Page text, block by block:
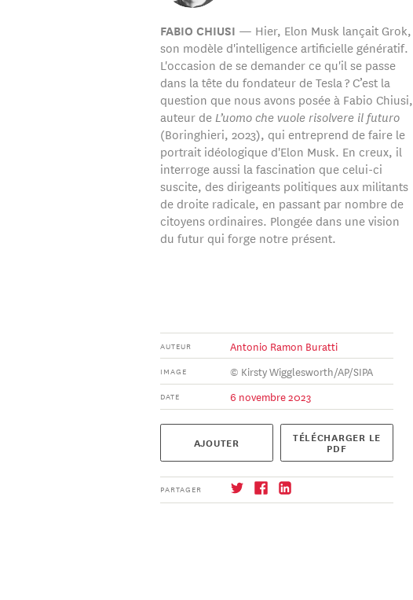
FABIO CHIUSI — Hier, Elon Musk lançait Grok,
son modèle d'intelligence artificielle génératif.
L'occasion de se demander ce qu'il se passe
dans la tête du fondateur de Tesla ? C’est la
question que nous avons posée à Fabio Chiusi,
auteur deL’uomo che vuole risolvere il futuro
(Boringhieri, 2023), qui entreprend de faire le
portrait idéologique d'Elon Musk. En creux, il
interroge aussi la fascination que celui-ci
suscite, des dirigeants politiques aux militants
de droite radicale, en passant par nombre de
citoyens ordinaires. Plongée dans une vision
du futur qui forge notre présent.
AUTEUR Antonio Ramon Buratti
IMAGE © Kirsty Wigglesworth/AP/SIPA
DATE 6 novembre 2023
AJOUTER TÉLÉCHARGER LE
PDF
PARTAGER